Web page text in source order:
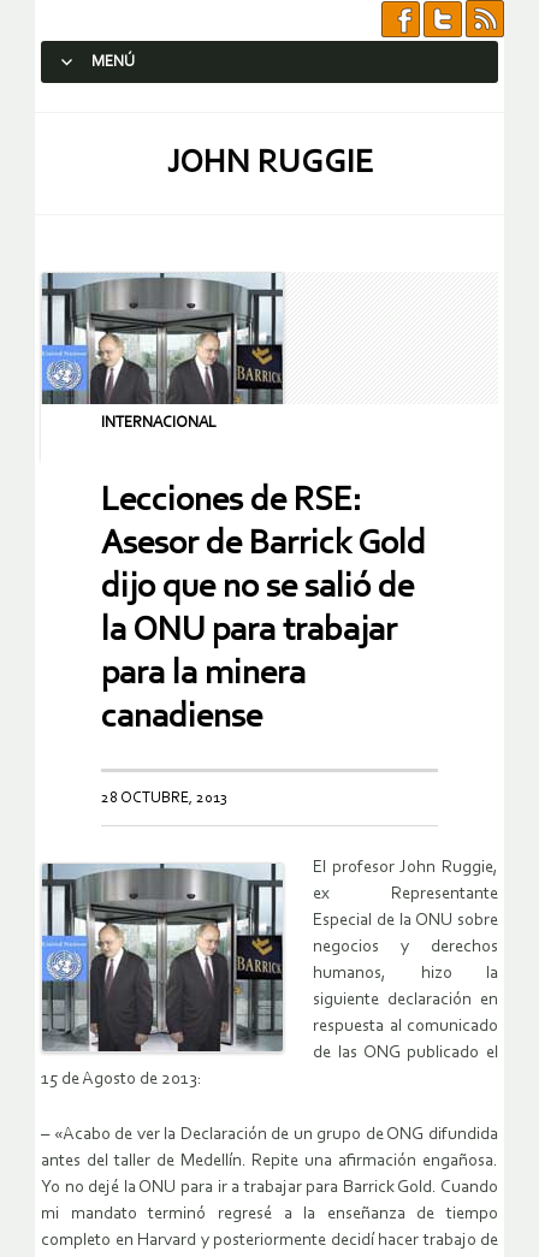
MENÚ
JOHN RUGGIE
INTERNACIONAL
Lecciones de RSE:
Asesor de Barrick Gold
dijo que no se salió de
la ONU para trabajar
para la minera
canadiense
28 OCTUBRE, 2013
El profesor John Ruggie,
ex Representante
Especial de la ONU sobre
negocios y derechos
humanos, hizo la
siguiente declaración en
respuesta al comunicado
de las ONG publicado el
15 de Agosto de 2013:
– «Acabo de ver la Declaración de un grupo de ONG difundida
antes del taller de Medellín. Repite una afirmación engañosa.
Yo no dejé la ONU para ir a trabajar para Barrick Gold. Cuando
mi mandato terminó regresé a la enseñanza de tiempo
completo en Harvard y posteriormente decidí hacer trabajo de